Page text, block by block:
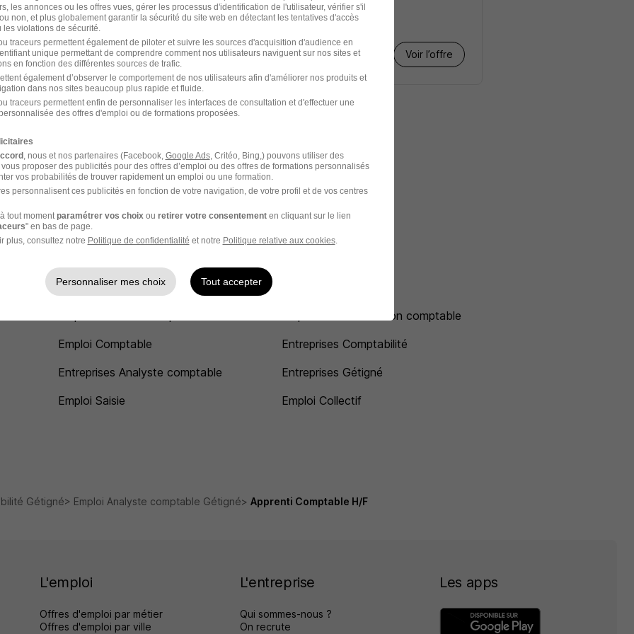
Nantes - 44 Alternance 504,10 - 1 867,02 € / mois
Voir l’offre
il y a 17 jours
Emploi Châteaubriant
Emploi Clisson
Emploi Chef de mission comptable
Emploi Comptable
Entreprises Comptabilité
Entreprises Analyste comptable
Entreprises Gétigné
Emploi Saisie Emploi Collectif
Gétigné Emploi Analyste comptable Gétigné Apprenti Comptable H/F
L'emploi
Offres d'emploi par métier
Offres d'emploi par ville
L'entreprise
Qui sommes-nous ?
On recrute
Les apps
les annonces ou les offres vues, gérer les processus d'identification de l'utilisateur, vérifier s'il
non, et plus globalement garantir la sécurité du site web en détectant les tentatives d'accès
les violations de sécurité.
traceurs permettent également de piloter et suivre les sources d'acquisition d'audience en
unique permettant de comprendre comment nos utilisateurs naviguent sur nos sites et
en fonction des différentes sources de trafic.
également d’observer le comportement de nos utilisateurs afin d'améliorer nos produits et
dans nos sites beaucoup plus rapide et fluide.
traceurs permettent enfin de personnaliser les interfaces de consultation et d'effectuer une
des offres d'emploi ou de formations proposées.
, nous et nos partenaires (Facebook, Google Ads, Critéo, Bing,) pouvons utiliser des
proposer des publicités pour des offres d’emploi ou des offres de formations personnalisés
vos probabilités de trouver rapidement un emploi ou une formation.
personnalisent ces publicités en fonction de votre navigation, de votre profil et de vos centres
tout momentparamétrer vos choixou retirer votre consentementen cliquant sur le lien
" en bas de page.
plus, consultez notre Politique de confidentialité et notre Politique relative aux cookies.
Personnaliser mes choix Tout accepter